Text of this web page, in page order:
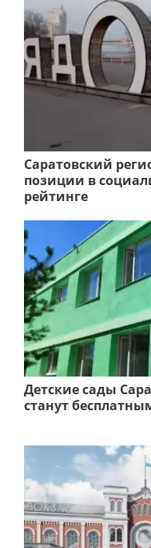
Саратовский
позиции в
рейтинге
Детские сады
станут